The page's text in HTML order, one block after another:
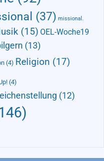
(37) missional.
(15) OEL-Woche19
(13)
(4) Religion (17)
(4)
(12)